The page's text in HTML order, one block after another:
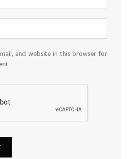
and website in this browser for